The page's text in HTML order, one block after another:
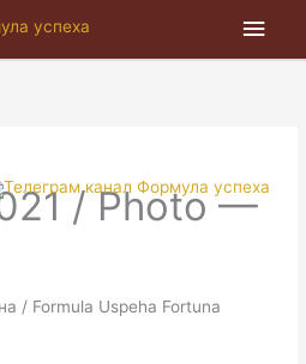
/ Photo —
/ Formula Uspeha Fortuna